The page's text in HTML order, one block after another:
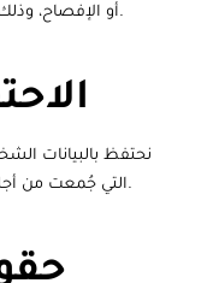
أو الإفصاح، وذلك وفق أفضل الممارسات والمعايير الأمنية.
6.
نحتفظ بالبيانات
التي جُمعت من أجلها، أو حسب ما تتطلبه الأنظمة والقوانين.
7.